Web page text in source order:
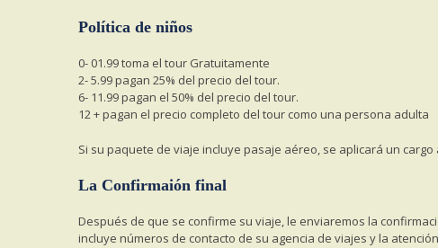
Política de niños
0- 01.99 toma el tour Gratuitamente
2- 5.99 pagan 25% del precio del tour.
6- 11.99 pagan el 50% del precio del tour.
12 + pagan el precio completo del tour como una persona adulta
Si su paquete de viaje incluye pasaje aéreo, se aplicará un
La Confirmaión final
Después de que se confirme su viaje, le enviaremos la
incluye números de contacto de su agencia de viajes y la